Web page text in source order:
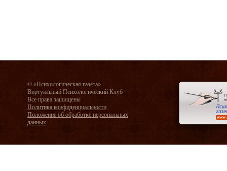
© «Психологическая газета»
Виртуальный Психологический Клуб
Все права защищены
Политика конфиденциальности
Положение об обработке персональных
данных